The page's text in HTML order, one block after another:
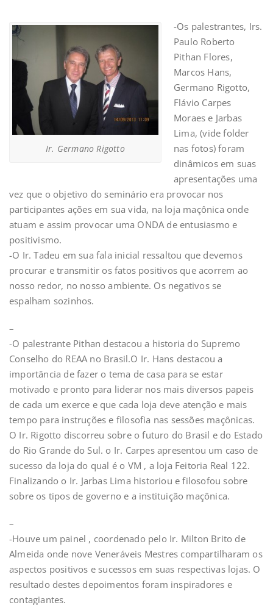
Ir. Germano Rigotto
-Os palestrantes, Irs.
Paulo Roberto
Pithan Flores,
Marcos Hans,
Germano Rigotto,
Flávio Carpes
Moraes e Jarbas
Lima, (vide folder
nas fotos) foram
dinâmicos em suas
apresentações uma
vez que o objetivo do seminário era provocar nos
participantes ações em sua vida, na loja maçônica onde
atuam e assim provocar uma ONDA de entusiasmo e
positivismo.
-O Ir. Tadeu em sua fala inicial ressaltou que devemos
procurar e transmitir os fatos positivos que acorrem ao
nosso redor, no nosso ambiente. Os negativos se
espalham sozinhos.
–
-O palestrante Pithan destacou a historia do Supremo
Conselho do REAA no Brasil.O Ir. Hans destacou a
importância de fazer o tema de casa para se estar
motivado e pronto para liderar nos mais diversos papeis
de cada um exerce e que cada loja deve atenção e mais
tempo para instruções e filosofia nas sessões maçônicas.
O Ir. Rigotto discorreu sobre o futuro do Brasil e do Estado
do Rio Grande do Sul. o Ir. Carpes apresentou um caso de
sucesso da loja do qual é o VM , a loja Feitoria Real 122.
Finalizando o Ir. Jarbas Lima historiou e filosofou sobre
sobre os tipos de governo e a instituição maçônica.
–
-Houve um painel , coordenado pelo Ir. Milton Brito de
Almeida onde nove Veneráveis Mestres compartilharam os
aspectos positivos e sucessos em suas respectivas lojas. O
resultado destes depoimentos foram inspiradores e
contagiantes.